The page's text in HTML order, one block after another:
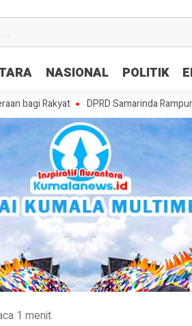
NASIONAL POLITIK
DPRD Samarinda Rampungkan
1 menit